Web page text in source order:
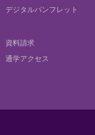
デジタルパンフレット
資料請求
通学アクセス